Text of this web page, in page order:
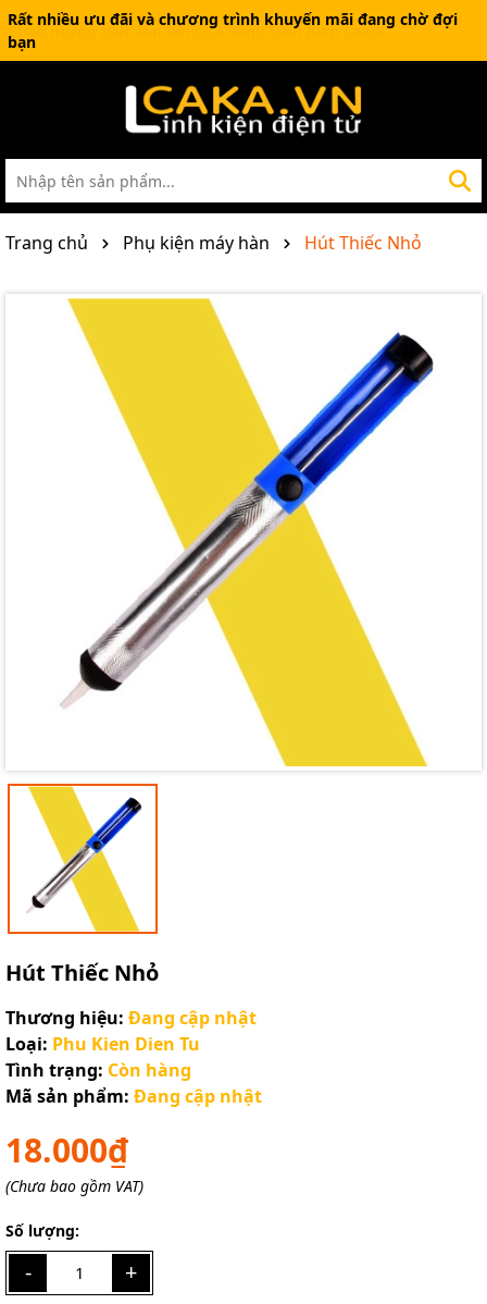
Rất nhiều ưu đãi và chương trình khuyến mãi đang chờ đợi
bạn
Trang chủ Phụ kiện máy hàn Hút Thiếc Nhỏ
Hút Thiếc Nhỏ
Thương hiệu: Đang cập nhật
Loại: Phu Kien Dien Tu
Tình trạng: Còn hàng
Mã sản phẩm: Đang cập nhật
18.000₫
(Chưa bao gồm VAT)
Số lượng:
- +
Mã giảm giá:
Điều kiện: